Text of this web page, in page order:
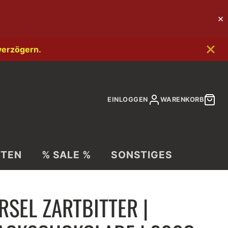
EINLOGGEN WARENKORB
% SALE % SONSTIGES
ZARTBITTER |